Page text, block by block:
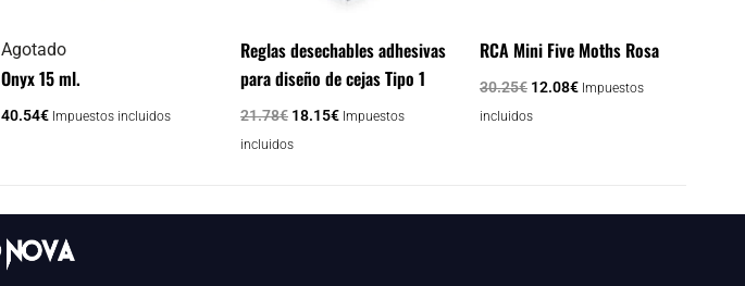
Agotado
Onyx 15 ml.
40.54€ Impuestos incluidos
Reglas desechables adhesivas
para diseño de cejas Tipo 1
21.78€ 18.15€ Impuestos
incluidos
RCA Mini Five Moths Rosa
30.25€ 12.08€ Impuestos
incluidos